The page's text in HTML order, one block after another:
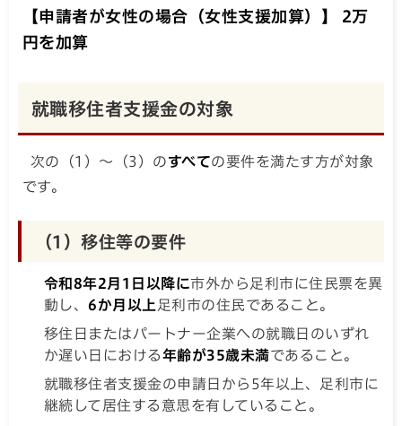
【申請者が女性の場合（女性支援加算）】
2万
円を加算
就職移住者支援金の対象
次の（1）～（3）のすべての要件を満たす方が対象
です。
（1）移住等の要件
令和8年2月1日以降に市外から足利市に住民票を異
動し、6か月以上 足利市の住民であること。
移住日またはパートナー企業への就職日のいずれ
か遅い日における年齢が35歳未満であること。
就職移住者支援金の申請日から5年以上、足利市に
継続して居住する意思を有していること。